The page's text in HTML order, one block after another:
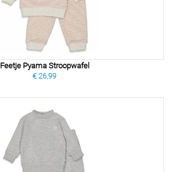
Feetje Pyama Stroopwafel
€ 26,99